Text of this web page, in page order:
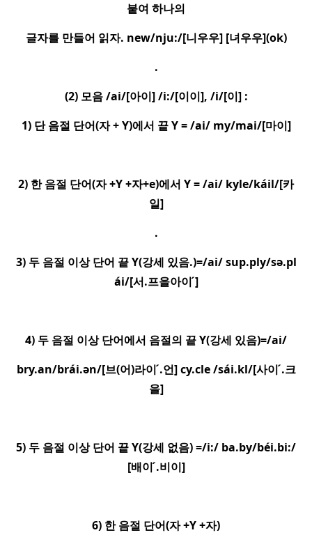
붙여 하나의
글자를 만들어 읽자. new/nju:/[니우우] [녀우우](ok)
.
(2) 모음/ai/[아이] /i:/[이이], /i/[이] :
1) 단 음절 단어(자+ Y)에서 끝Y = /ai/ my/mai/[마이]
2) 한 음절 단어(자+Y +자+e)에서 Y = /ai/ kyle/kail/[카
일]
.
3) 두 음절 이상 단어 끝Y(강세 있음.)=/ai/ sup.ply/sə.pl
ai/[서.프을아이]
4) 두 음절 이상 단어에서 음절의 끝Y(강세 있음)=/ai/
bry.an/brai.ən/[브(어)라이.언] cy.cle /sái.kl/[사이.크
을]
5) 두 음절 이상 단어 끝Y(강세 없음) =/i:/ ba.by/bei.bi:/
[배이.비이]
6) 한 음절 단어(자+Y +자)